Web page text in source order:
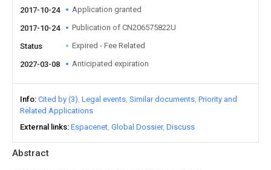
Abstract
2017-10-24 Application granted
2017-10-24 Publication of CN206575822U
Status Expired - Fee Related
2027-03-08 Anticipated expiration
Info Cited by (3) Legal events Similar documents Priority and
Related Applications
External links Espacenet Global Dossier Discuss